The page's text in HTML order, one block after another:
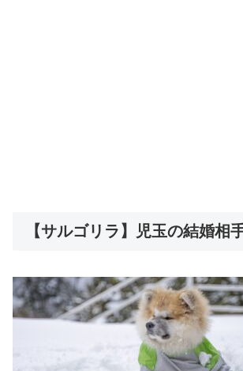
【サルゴリラ】児玉の結婚相